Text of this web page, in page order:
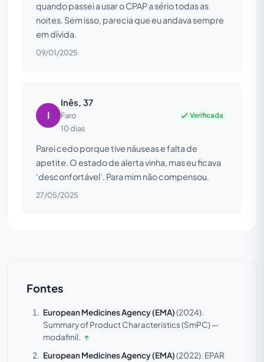
quando passei a usar o CPAP a sério todas as
noites. Sem isso, parecia que eu andava sempre
em dívida.
09/01/2025
I
Inês, 37
Faro
10 dias
Verificada
Parei cedo porque tive náuseas e falta de
apetite. O estado de alerta vinha, mas eu ficava
‘desconfortável’. Para mim não compensou.
27/05/2025
Fontes
European Medicines Agency (EMA)(2024).
Summary of Product Characteristics (SmPC) —
modafinil. ↑
European Medicines Agency (EMA)(2022). EPAR